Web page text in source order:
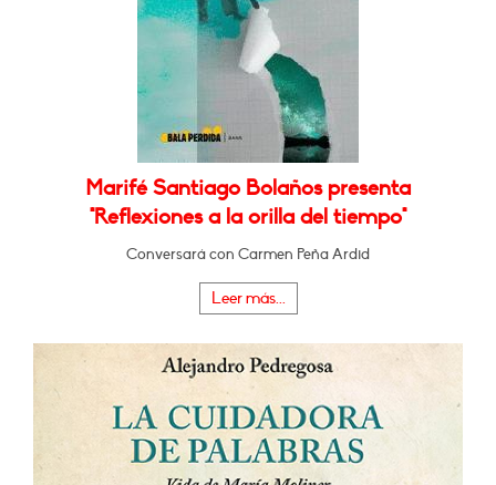
Marifé Santiago Bolaños presenta
"Reflexiones a la orilla del tiempo"
Conversará con Carmen Peña Ardid
Leer más...